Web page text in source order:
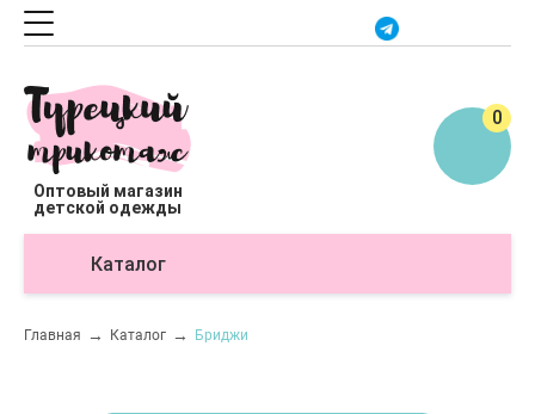
Оптовый магазин
детской одежды
0
Каталог
Главная Каталог Бриджи